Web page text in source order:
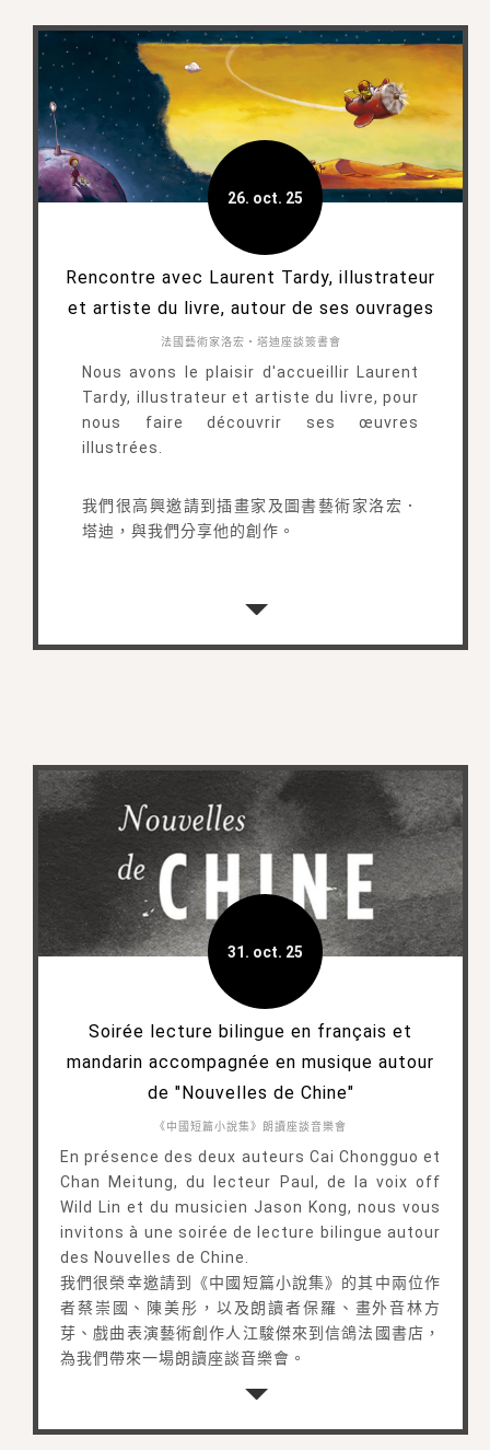
26. oct. 25
Rencontre avec Laurent Tardy, illustrateur
et artiste du livre, autour de ses ouvrages
法國藝術家洛宏・塔迪座談簽書會
Nous avons le plaisir d'accueillir Laurent
Tardy, illustrateur et artiste du livre, pour
nous faire découvrir ses œuvres
illustrées.
我們很高興邀請到插畫家及圖書藝術家洛宏．
塔迪，與我們分享他的創作。
31. oct. 25
Soirée lecture bilingue en français et
mandarin accompagnée en musique autour
de "Nouvelles de Chine"
《中國短篇小說集》朗讀座談音樂會
En présence des deux auteurs Cai Chongguo et
Chan Meitung, du lecteur Paul, de la voix off
Wild Lin et du musicien Jason Kong, nous vous
invitons à une soirée de lecture bilingue autour
des Nouvelles de Chine.
我們很榮幸邀請到《中國短篇小說集》的其中兩位作
者蔡崇國、陳美彤，以及朗讀者保羅、畫外音林方
芽、戲曲表演藝術創作人江駿傑來到信鴿法國書店，
為我們帶來一場朗讀座談音樂會。